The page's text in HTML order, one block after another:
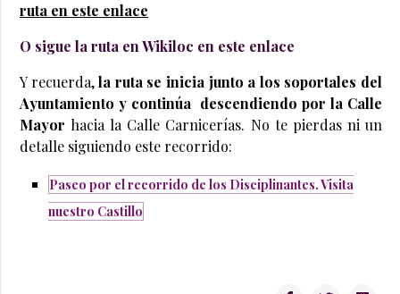
ruta en este enlace
O sigue la ruta en Wikiloc en este enlace
Y recuerda,la ruta se inicia junto a los soportales del
Ayuntamiento y continúa descendiendo por la Calle
Mayor hacia la Calle Carnicerías. No te pierdas ni un
detalle siguiendo este recorrido:
Paseo por el recorrido de los Disciplinantes. Visita
nuestro Castillo